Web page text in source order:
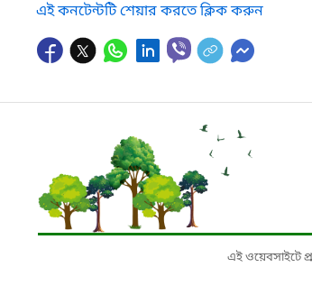
এই কনটেন্টটি শেয়ার করতে ক্লিক করুন
এই ওয়েবসাইটে